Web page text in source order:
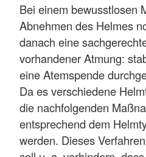
Bei einem bewusstlosen
Abnehmen des Helmes
danach eine
vorhandener Atmung:
eine Atemspende
Da es verschiedene
die nachfolgenden
entsprechend dem
werden. Dieses